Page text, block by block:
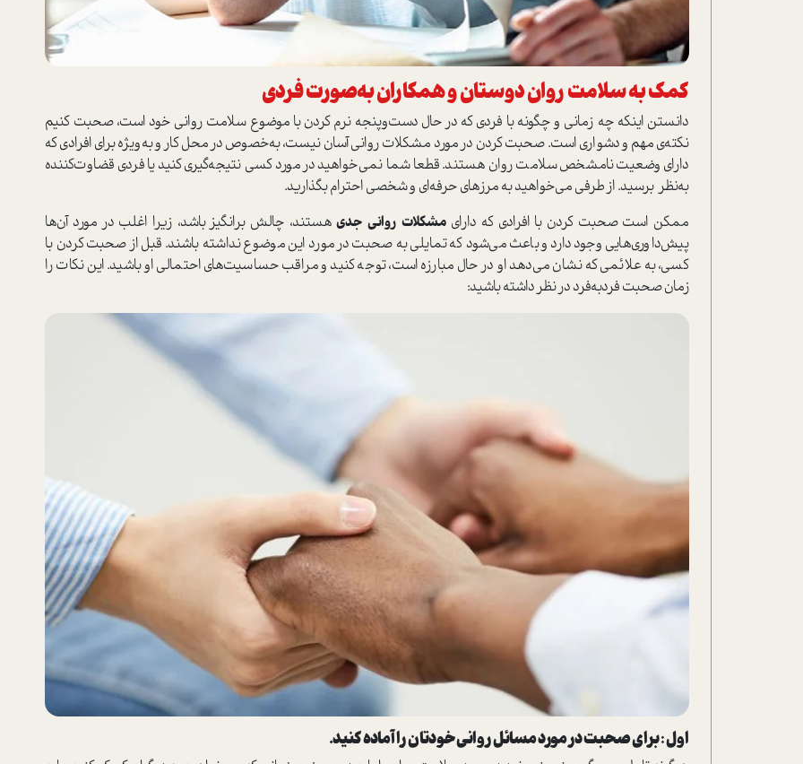
کمک به سلامت روان دوستان و همکاران به‌صورت فردی
دانستن اینکه چه زمانی و چگونه با فردی که در حال دست‌وپنجه نرم کردن با موضوع سلامت روانی خود است، صحبت کنیم
نکته‌ی مهم و دشواری است. صحبت کردن در مورد مشکلات روانی آسان نیست، به‌خصوص در محل کار و به‌ویژه برای افرادی که
دارای وضعیت نامشخص سلامت روان هستند. قطعا شما نمی‌خواهید در مورد کسی نتیجه‌گیری کنید یا فردی قضاوت‌کننده
به‌نظر برسید. از طرفی می‌خواهید به مرزهای حرفه‌ای و شخصی احترام بگذارید.
ممکن است صحبت کردن با افرادی که دارای مشکلات روانی جدیهستند، چالش برانگیز باشد، زیرا اغلب در مورد آن‌ها
پیش‌داوری‌هایی وجود دارد و باعث می‌شود که تمایلی به صحبت در مورد این موضوع نداشته باشند. قبل از صحبت کردن با
کسی، به علائمی که نشان می‌دهد او در حال مبارزه است، توجه کنید و مراقب حساسیت‌های احتمالی او باشید. این نکات را
زمان صحبت فردبه‌فرد در نظر داشته باشید:
اول : برای صحبت در مورد مسائل روانی خودتان را آماده کنید.